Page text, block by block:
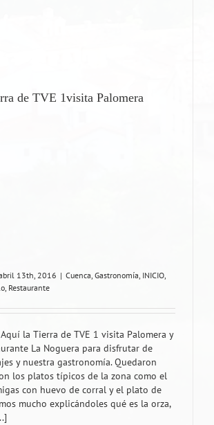
de TVE 1visita Palomera
13th, 2016 | Cuenca, Gastronomía, INICIO,
, Restaurante
la Tierra de TVE 1 visita Palomera y
La Noguera para disfrutar de
y nuestra gastronomía. Quedaron
los platos típicos de la zona como el
con huevo de corral y el plato de
mucho explicándoles qué es la orza,